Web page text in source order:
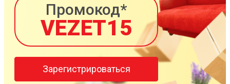
Промокод*
VEZET15
Зарегистрироваться